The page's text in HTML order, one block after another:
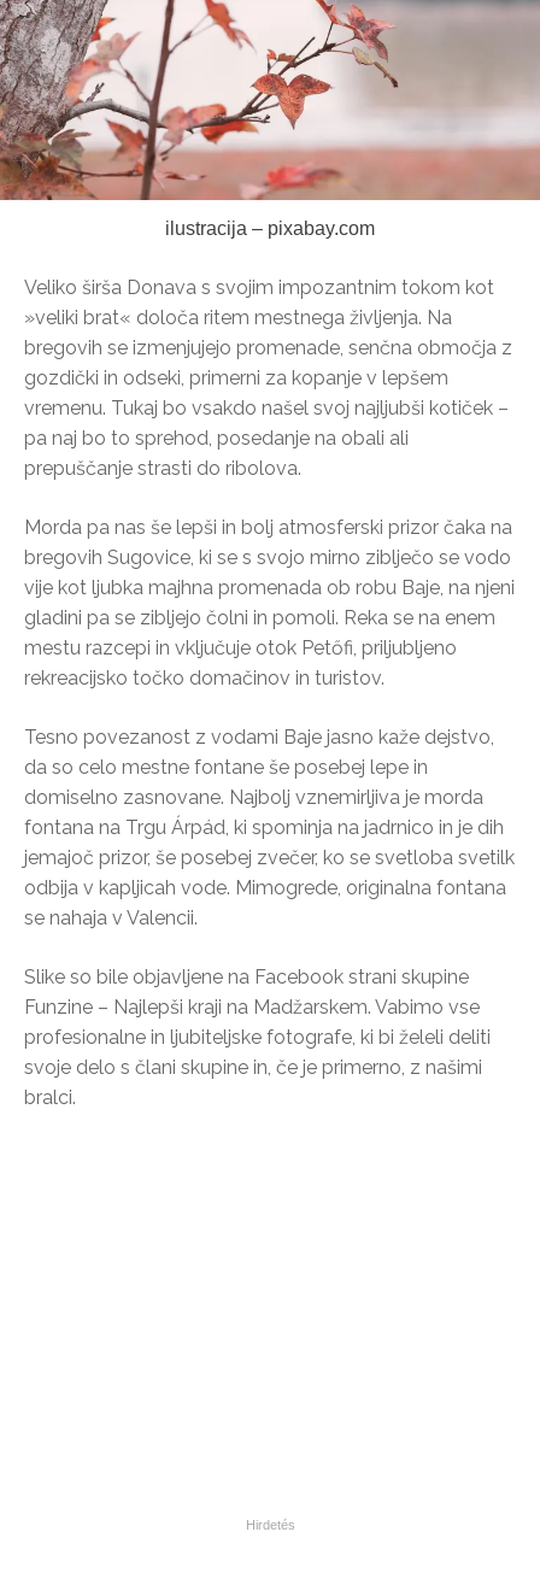
ilustracija – pixabay.com
Veliko širša Donava s svojim impozantnim tokom kot
»veliki brat« določa ritem mestnega življenja. Na
bregovih se izmenjujejo promenade, senčna območja z
gozdički in odseki, primerni za kopanje v lepšem
vremenu. Tukaj bo vsakdo našel svoj najljubši kotiček –
pa naj bo to sprehod, posedanje na obali ali
prepuščanje strasti do ribolova.
Morda pa nas še lepši in bolj atmosferski prizor čaka na
bregovih Sugovice, ki se s svojo mirno ziblječo se vodo
vije kot ljubka majhna promenada ob robu Baje, na njeni
gladini pa se zibljejo čolni in pomoli. Reka se na enem
mestu razcepi in vključuje otok Petőfi, priljubljeno
rekreacijsko točko domačinov in turistov.
Tesno povezanost z vodami Baje jasno kaže dejstvo,
da so celo mestne fontane še posebej lepe in
domiselno zasnovane. Najbolj vznemirljiva je morda
fontana na Trgu Árpád, ki spominja na jadrnico in je dih
jemajoč prizor, še posebej zvečer, ko se svetloba svetilk
odbija v kapljicah vode. Mimogrede, originalna fontana
se nahaja v Valencii.
Slike so bile objavljene na Facebook strani skupine
Funzine – Najlepši kraji na Madžarskem. Vabimo vse
profesionalne in ljubiteljske fotografe, ki bi želeli deliti
svoje delo s člani skupine in, če je primerno, z našimi
bralci.